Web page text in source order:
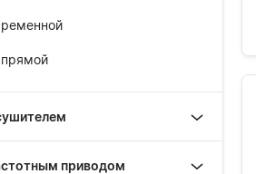
ременной
прямой
приводом